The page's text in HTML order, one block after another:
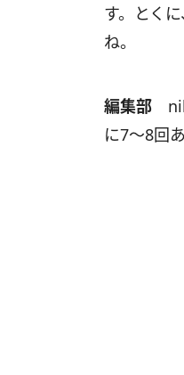
す。とく
ね。
編集部
に7～8回